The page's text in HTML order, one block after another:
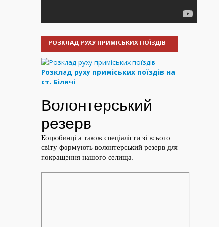
РОЗКЛАД РУХУ ПРИМІСЬКИХ ПОЇЗДІВ
Розклад руху приміських поїздів на
ст. Біличі